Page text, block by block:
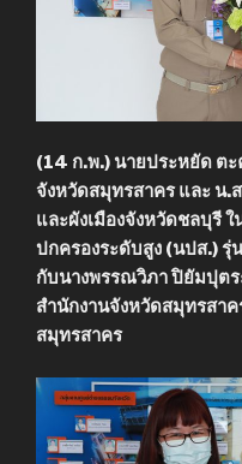
(14 ก.พ.) นายประหยัด ตะ
จังหวัดสมุทรสาคร และ น.
และผังเมืองจังหวัดชลบุรี
ปกครองระดับสูง (นปส.)
กับนางพรรณวิภา ปิยัมปุต
สำนักงานจังหวัดสมุทรสา
สมุทรสาคร